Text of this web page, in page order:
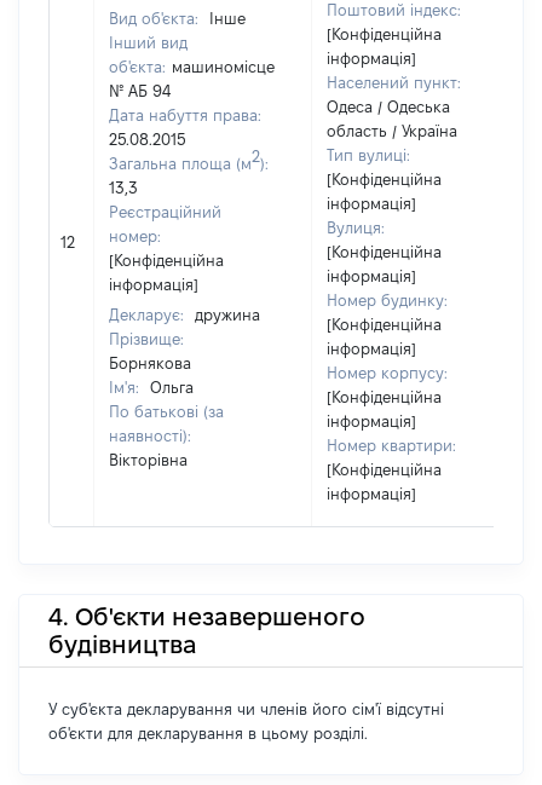
12
Вид об'єкта:
Інше
Інший вид
об'єкта: машиномісце
№ АБ 94
Дата набуття права:
25.08.2015
Загальна площа (м2):
13,3
Реєстраційний
номер:
[Конфіденційна
інформація]
Декларує:
дружина
Прізвище:
Борнякова
Ім'я:
Ольга
По батькові (за
наявності):
Вікторівна
Поштовий індекс:
[Конфіденційна
інформація]
Населений пункт:
Одеса / Одеська
область / Україна
Тип вулиці:
[Конфіденційна
інформація]
Вулиця:
[Конфіденційна
інформація]
Номер будинку:
[Конфіденційна
інформація]
Номер корпусу:
[Конфіденційна
інформація]
Номер квартири:
[Конфіденційна
інформація]
4. Об'єкти незавершеного
будівництва
У суб'єкта декларування чи членів його сім'ї відсутні
об'єкти для декларування в цьому розділі.